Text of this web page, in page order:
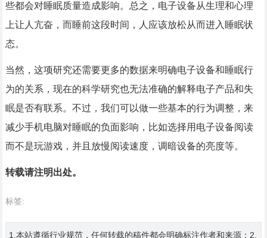
些都会对睡眠质量造成影响。总之，电子设备从生理和心理
上让人亢奋，而睡前这段时间，人应该放松从而进入睡眠状
态。
当然，这项研究还需要更多的数据来明确电子设备和睡眠行
为的关系，现在的科学研究也无法准确的解释电子产品和失
眠是否有联系。不过，我们可以做一些基本的行为调整，来
减少手机电脑对睡眠的负面影响，比如选择用电子设备阅读
而不是玩游戏，并且放慢阅读速度，调暗设备的亮度等。
转载请注明出处。
标签:
1.本站遵循行业规范，任何转载的稿件都会明确标注作者和来源；2.